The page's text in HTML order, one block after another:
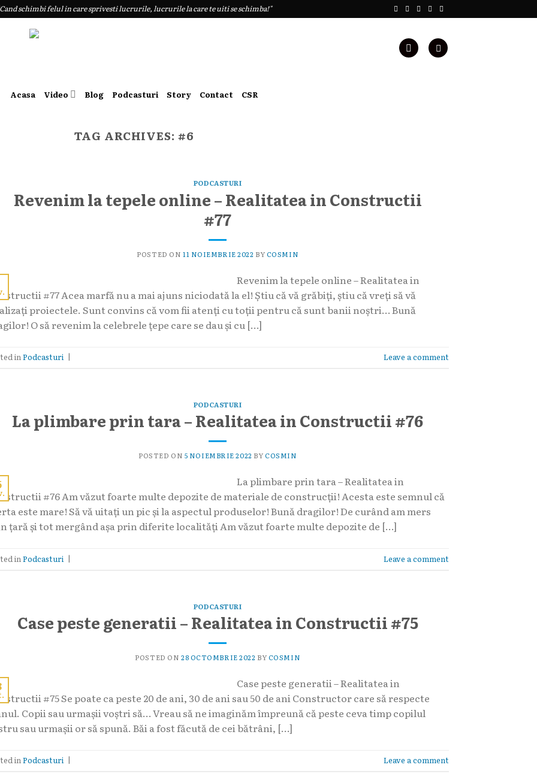
schimbi felul in care sprivesti lucrurile, lucrurile la care te uiti se schimba!"
Acasa Video Blog Podcasturi Story Contact CSR
TAG ARCHIVES:#6
PODCASTURI
Revenim la tepele online – Realitatea in Constructii
#77
POSTED ON 11 NOIEMBRIE 2022 BYCOSMIN
Revenim la tepele online – Realitatea in
#77 Acea marfă nu a mai ajuns niciodată la el! Știu că vă grăbiți, știu că vreți să vă
proiectele. Sunt convins că vom fii atenți cu toții pentru că sunt banii noștri… Bună
O să revenim la celebrele țepe care se dau și cu […]
inPodcasturi | Leave a comment
PODCASTURI
La plimbare prin tara – Realitatea in Constructii #76
POSTED ON 5 NOIEMBRIE 2022 BYCOSMIN
La plimbare prin tara – Realitatea in
#76 Am văzut foarte multe depozite de materiale de construcții! Acesta este semnul că
este mare! Să vă uitați un pic și la aspectul produselor! Bună dragilor! De curând am mers
țară și tot mergând așa prin diferite localități Am văzut foarte multe depozite de […]
inPodcasturi | Leave a comment
PODCASTURI
Case peste generatii – Realitatea in Constructii #75
POSTED ON 28 OCTOMBRIE 2022 BYCOSMIN
Case peste generatii – Realitatea in
#75 Se poate ca peste 20 de ani, 30 de ani sau 50 de ani Constructor care să respecte
Copii sau urmașii voștri să… Vreau să ne imaginăm împreună că peste ceva timp copilul
sau urmașii or să spună. Băi a fost făcută de cei bătrâni, […]
inPodcasturi | Leave a comment